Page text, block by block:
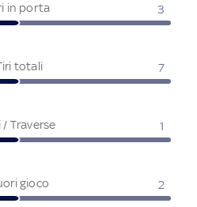
in porta 3
totali 7
/ Traverse 1
gioco 2